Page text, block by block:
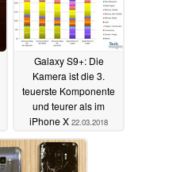
Galaxy S9+: Die
Kamera ist die 3.
teuerste Komponente
und teurer als im
iPhone X 22.03.2018